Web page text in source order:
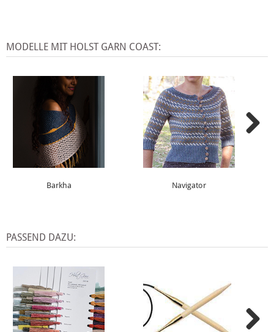
MODELLE MIT HOLST GARN COAST:
Barkha Navigator
PASSEND DAZU: